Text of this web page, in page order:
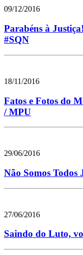
09/12/2016
Parabéns à
#SQN
18/11/2016
Fatos e Fotos do
/ MPU
29/06/2016
Não Somos Todos
27/06/2016
Saindo do Luto,